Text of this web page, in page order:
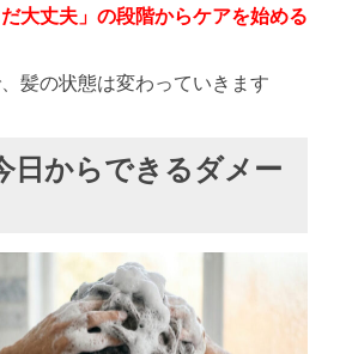
だ大丈夫」の段階からケアを始める
髪の状態は変わっていきます
日からできるダメー